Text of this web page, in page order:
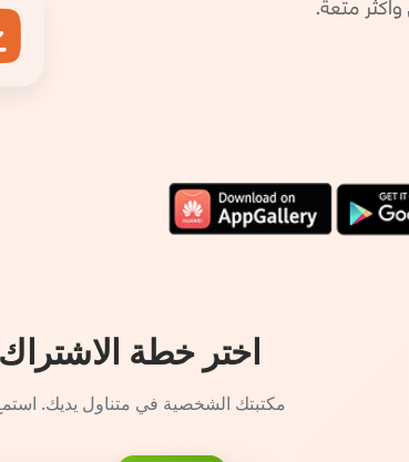
اختر خطة
مكتبتك الشخصية في متناول يديك.